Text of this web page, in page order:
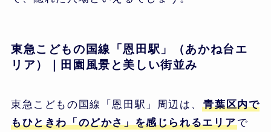
東急こどもの国線「恩田駅」（あかね台エ
リア）｜田園風景と美しい街並み
東急こどもの国線「恩田駅」周辺は、青葉区内で
もひときわ「のどかさ」を感じられるエリアで